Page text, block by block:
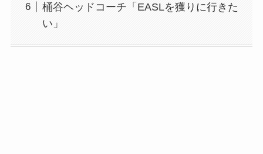
桶谷ヘッドコーチ「EASLを獲りに行きた
い」